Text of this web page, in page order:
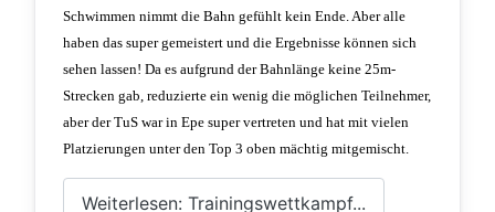
Schwimmen nimmt die Bahn gefühlt kein Ende. Aber alle
haben das super gemeistert und die Ergebnisse können sich
sehen lassen! Da es aufgrund der Bahnlänge keine 25m-
Strecken gab, reduzierte ein wenig die möglichen Teilnehmer,
aber der TuS war in Epe super vertreten und hat mit vielen
Platzierungen unter den Top 3 oben mächtig mitgemischt.
Weiterlesen: Trainingswettkampf...